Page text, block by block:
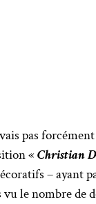
pas
«Christian
– ayant
le nombre de